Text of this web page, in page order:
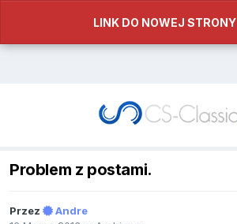
LINK DO NOWEJ STRONY
Problem z postami.
Przez
Andre